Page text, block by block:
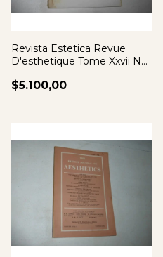
Revista Estetica Revue
D'esthetique Tome Xxvii N°i
$5.100,00